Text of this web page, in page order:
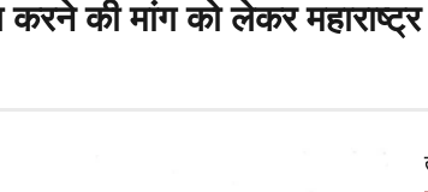
की मांग को लेकर महाराष्ट्र